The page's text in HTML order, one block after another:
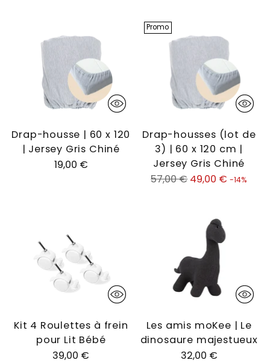
Drap-housse | 60 x 120
| Jersey Gris Chiné
19,00 €
Promo
Drap-housses (lot de
3) | 60 x 120 cm |
Jersey Gris Chiné
Prix
57,00 € 49,00 € -14%
Kit 4 Roulettes à frein
pour Lit Bébé
39,00 €
Les amis moKee | Le
dinosaure majestueux
32,00 €